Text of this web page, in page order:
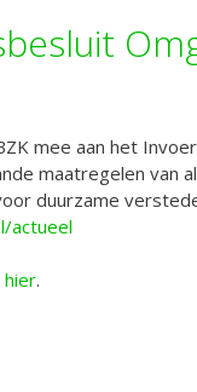
mee aan het
maatregelen
duurzame
actueel
hier.